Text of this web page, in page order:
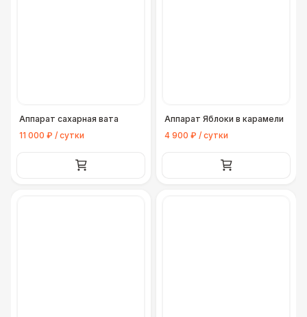
Аппарат сахарная вата
11 000 ₽ / сутки
Аппарат Яблоки в карамели
4 900 ₽ / сутки